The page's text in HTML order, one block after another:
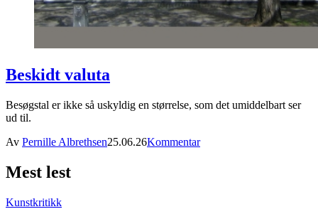
Beskidt valuta
Besøgstal er ikke så uskyldig en størrelse, som det umiddelbart ser
ud til.
Av Pernille Albrethsen25.06.26Kommentar
Mest lest
Kunstkritikk